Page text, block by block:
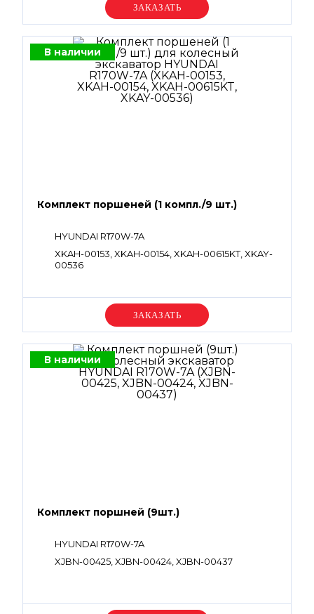
Уточняйте цену
В наличии
Комплект поршеней (1 компл./9 шт.)
HYUNDAI R170W-7A
XKAH-00153, XKAH-00154, XKAH-00615KT, XKAY-
00536
Уточняйте цену
В наличии
Комплект поршней (9шт.)
HYUNDAI R170W-7A
XJBN-00425, XJBN-00424, XJBN-00437